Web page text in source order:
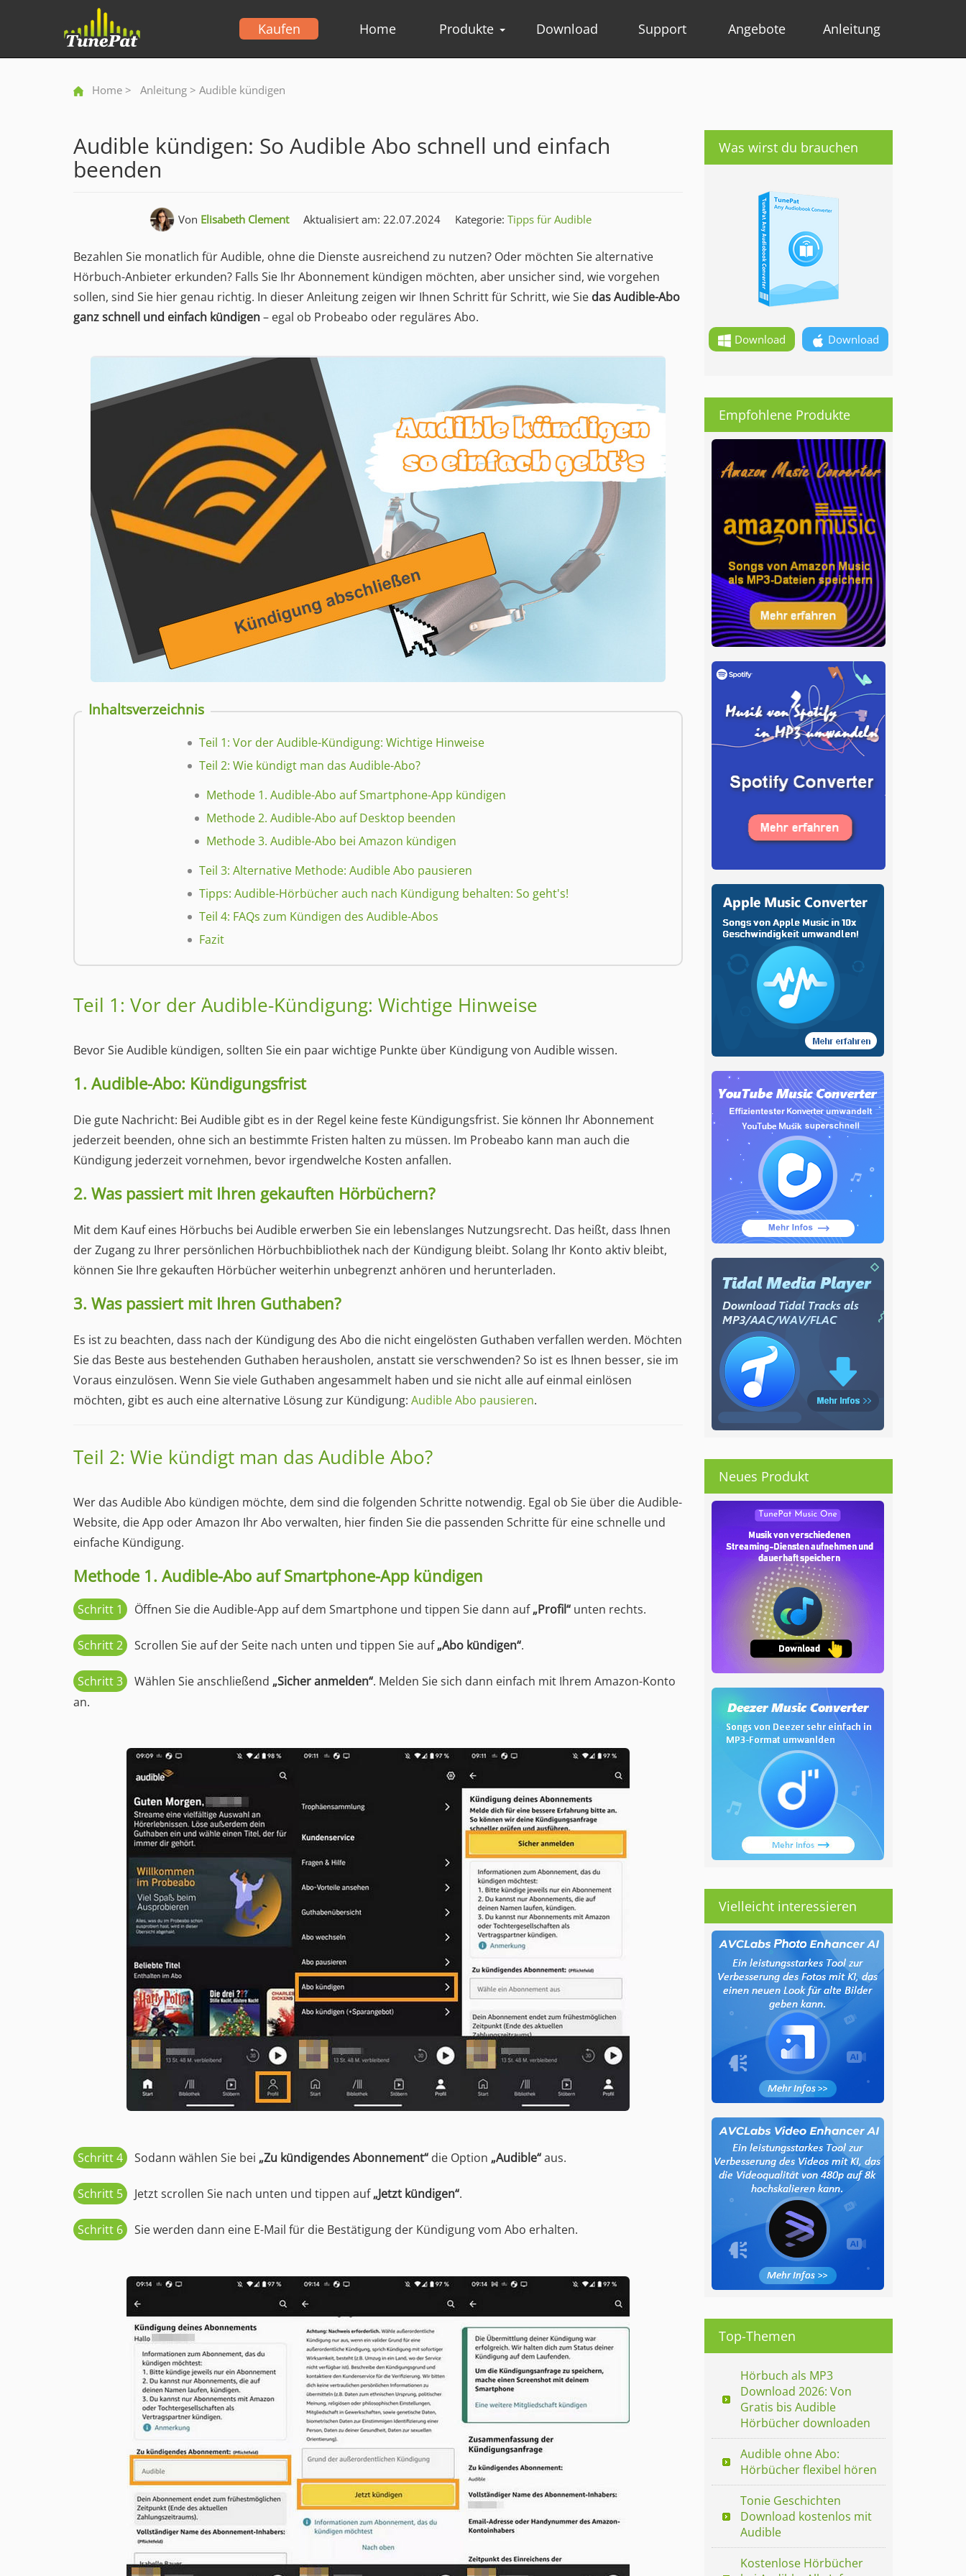
Kaufen Home Produkte Download Support Angebote Anleitung
Home > Anleitung > Audible kündigen
Audible kündigen: So Audible Abo schnell und einfach
beenden
Von Elisabeth Clement Aktualisiert am: 22.07.2024 Kategorie:Tipps für Audible
Bezahlen Sie monatlich für Audible, ohne die Dienste ausreichend zu nutzen? Oder möchten Sie alternative
Hörbuch-Anbieter erkunden? Falls Sie Ihr Abonnement kündigen möchten, aber unsicher sind, wie vorgehen
sollen, sind Sie hier genau richtig. In dieser Anleitung zeigen wir Ihnen Schritt für Schritt, wie Sie das Audible-Abo
ganz schnell und einfach kündigen– egal ob Probeabo oder reguläres Abo.
Inhaltsverzeichnis
Teil 1: Vor der Audible-Kündigung: Wichtige Hinweise
Teil 2: Wie kündigt man das Audible-Abo?
Methode 1. Audible-Abo auf Smartphone-App kündigen
Methode 2. Audible-Abo auf Desktop beenden
Methode 3. Audible-Abo bei Amazon kündigen
Teil 3: Alternative Methode: Audible Abo pausieren
Tipps: Audible-Hörbücher auch nach Kündigung behalten: So geht's!
Teil 4: FAQs zum Kündigen des Audible-Abos
Fazit
Teil 1: Vor der Audible-Kündigung: Wichtige Hinweise
Bevor Sie Audible kündigen, sollten Sie ein paar wichtige Punkte über Kündigung von Audible wissen.
1. Audible-Abo: Kündigungsfrist
Die gute Nachricht: Bei Audible gibt es in der Regel keine feste Kündigungsfrist. Sie können Ihr Abonnement
jederzeit beenden, ohne sich an bestimmte Fristen halten zu müssen. Im Probeabo kann man auch die
Kündigung jederzeit vornehmen, bevor irgendwelche Kosten anfallen.
2. Was passiert mit Ihren gekauften Hörbüchern?
Mit dem Kauf eines Hörbuchs bei Audible erwerben Sie ein lebenslanges Nutzungsrecht. Das heißt, dass Ihnen
der Zugang zu Ihrer persönlichen Hörbuchbibliothek nach der Kündigung bleibt. Solang Ihr Konto aktiv bleibt,
können Sie Ihre gekauften Hörbücher weiterhin unbegrenzt anhören und herunterladen.
3. Was passiert mit Ihren Guthaben?
Es ist zu beachten, dass nach der Kündigung des Abo die nicht eingelösten Guthaben verfallen werden. Möchten
Sie das Beste aus bestehenden Guthaben herausholen, anstatt sie verschwenden? So ist es Ihnen besser, sie im
Voraus einzulösen. Wenn Sie viele Guthaben angesammelt haben und sie nicht alle auf einmal einlösen
möchten, gibt es auch eine alternative Lösung zur Kündigung: Audible Abo pausieren.
Teil 2: Wie kündigt man das Audible Abo?
Wer das Audible Abo kündigen möchte, dem sind die folgenden Schritte notwendig. Egal ob Sie über die Audible-
Website, die App oder Amazon Ihr Abo verwalten, hier finden Sie die passenden Schritte für eine schnelle und
einfache Kündigung.
Methode 1. Audible-Abo auf Smartphone-App kündigen
Schritt 1 Öffnen Sie die Audible-App auf dem Smartphone und tippen Sie dann auf„Profil“ unten rechts.
Schritt 2 Scrollen Sie auf der Seite nach unten und tippen Sie auf„Abo kündigen“.
Schritt 3 Wählen Sie anschließend „Sicher anmelden“. Melden Sie sich dann einfach mit Ihrem Amazon-Konto
an.
Schritt 4 Sodann wählen Sie bei „Zu kündigendes Abonnement“ die Option „Audible“aus.
Schritt 5 Jetzt scrollen Sie nach unten und tippen auf„Jetzt kündigen“.
Schritt 6 Sie werden dann eine E-Mail für die Bestätigung der Kündigung vom Abo erhalten.
Was wirst du brauchen
Download Download
Empfohlene Produkte
Neues Produkt
Vielleicht interessieren
Top-Themen
Hörbuch als MP3
Download 2026: Von
Gratis bis Audible
Hörbücher downloaden
Audible ohne Abo:
Hörbücher flexibel hören
Tonie Geschichten
Download kostenlos mit
Audible
Kostenlose Hörbücher